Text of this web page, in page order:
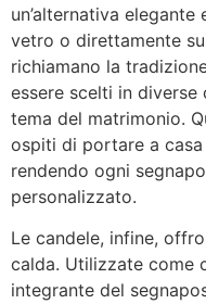
un’alternativa
vetro o direttamente
richiamano la
essere scelti in
tema del matrimonio.
ospiti di portare a
rendendo ogni
personalizzato.
Le candele, infine,
calda. Utilizzate come
integrante del